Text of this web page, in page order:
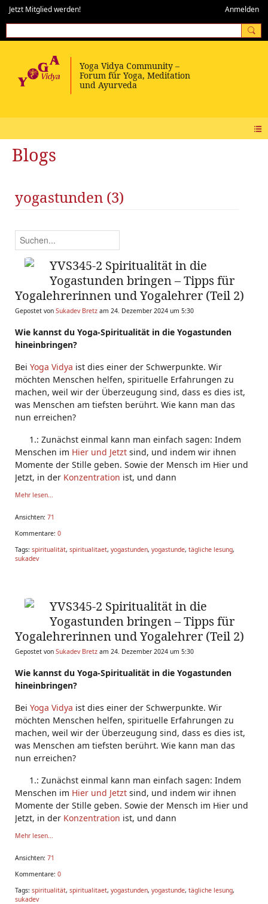
Jetzt Mitglied werden! Anmelden
Blogs
yogastunden (3)
YVS345-2 Spiritualität in die
Yogastunden bringen – Tipps für
Yogalehrerinnen und Yogalehrer (Teil 2)
Gepostet von Sukadev Bretz am 24. Dezember 2024 um 5:30
Wie kannst du Yoga-Spiritualität in die Yogastunden
hineinbringen?
Bei Yoga Vidya ist dies einer der Schwerpunkte. Wir
möchten Menschen helfen, spirituelle Erfahrungen zu
machen, weil wir der Überzeugung sind, dass es dies ist,
was Menschen am tiefsten berührt. Wie kann man das
nun erreichen?
1.: Zunächst einmal kann man einfach sagen: Indem
Menschen im Hier und Jetzt sind, und indem wir ihnen
Momente der Stille geben. Sowie der Mensch im Hier und
Jetzt, in der Konzentration ist, und dann
Mehr lesen...
Ansichten: 71
Kommentare: 0
Tags: spiritualität, spiritualitaet, yogastunden, yogastunde, tägliche lesung,
sukadev
YVS345-2 Spiritualität in die
Yogastunden bringen – Tipps für
Yogalehrerinnen und Yogalehrer (Teil 2)
Gepostet von Sukadev Bretz am 24. Dezember 2024 um 5:30
Wie kannst du Yoga-Spiritualität in die Yogastunden
hineinbringen?
Bei Yoga Vidya ist dies einer der Schwerpunkte. Wir
möchten Menschen helfen, spirituelle Erfahrungen zu
machen, weil wir der Überzeugung sind, dass es dies ist,
was Menschen am tiefsten berührt. Wie kann man das
nun erreichen?
1.: Zunächst einmal kann man einfach sagen: Indem
Menschen im Hier und Jetzt sind, und indem wir ihnen
Momente der Stille geben. Sowie der Mensch im Hier und
Jetzt, in der Konzentration ist, und dann
Mehr lesen...
Ansichten: 71
Kommentare: 0
Tags: spiritualität, spiritualitaet, yogastunden, yogastunde, tägliche lesung,
sukadev